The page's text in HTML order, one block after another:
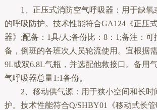
1、正压式消防空气呼吸器：用于缺
的呼吸防护。技术性能符合GA124《正压
器》;配备：1具/人;备份比：8：1;备注：
备，倒班的各班次人员轮流使用。宜根据
9L或双6.8L气瓶，并选配他救接口。备用
气呼吸器总量1:1备份。
2、移动供气源：用于狭小空间和长时
护。技术性能符合Q/SHBY01《移动式长